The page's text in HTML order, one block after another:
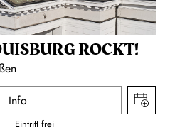
ROCKT!
Info
Eintritt frei